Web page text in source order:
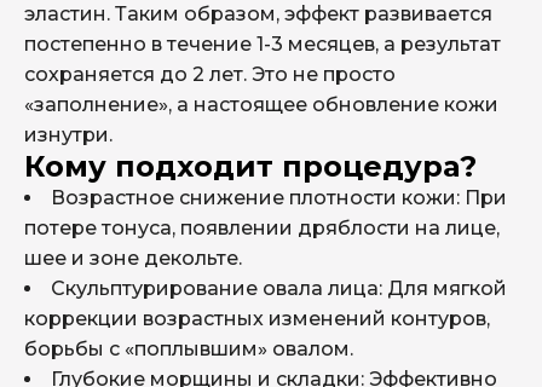
Ellagen, 200 мг 30000 ₽
Ellagen, 1000 мг
L (+) LIFT, 250 мг 45000 ₽
GANA HA Body, 50 мл
GANA PHV, 10 мл
эластин. Таким образом, эффект развивается
постепенно в течение 1-3 месяцев, а результат
сохраняется до 2 лет. Это не просто
«заполнение», а настоящее обновление кожи
изнутри.
Кому подходит процедура?
Возрастное снижение плотности кожи: При
потере тонуса, появлении дряблости на лице,
шее и зоне декольте.
Скульптурирование овала лица: Для мягкой
коррекции возрастных изменений контуров,
борьбы с «поплывшим» овалом.
Глубокие морщины и складки: Эффективно